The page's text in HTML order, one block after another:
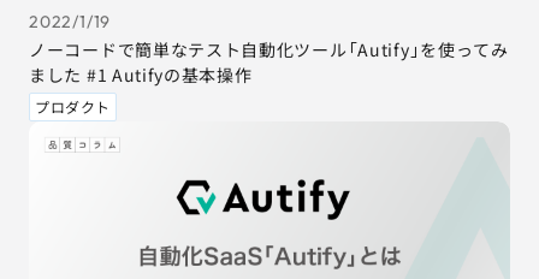
2022/1/19
ノーコードで簡単なテスト自動化ツール「Autify」を使ってみ
ました #1 Autifyの基本操作
プロダクト